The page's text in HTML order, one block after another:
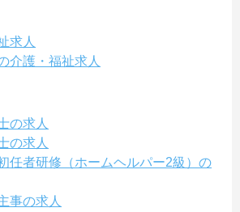
求人
介護・福祉求人
の求人
の求人
任者研修（ホームヘルパー2級）の
事の求人